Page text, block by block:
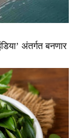
अंतर्गत बनणार